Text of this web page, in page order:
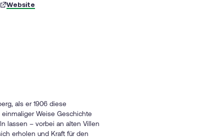
Website
als er 1906 diese
Weise Geschichte
lassen – vorbei an alten Villen
erholen und Kraft für den